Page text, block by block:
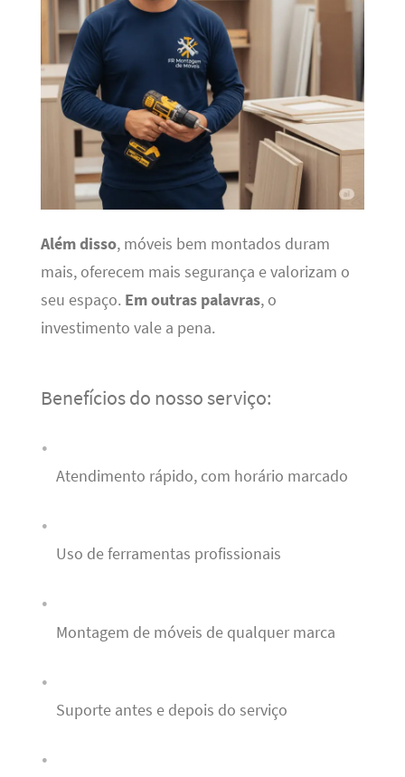
Além disso, móveis bem montados duram
mais, oferecem mais segurança e valorizam o
seu espaço. Em outras palavras, o
investimento vale a pena.
Benefícios do nosso serviço:
Atendimento rápido, com horário marcado
Uso de ferramentas profissionais
Montagem de móveis de qualquer marca
Suporte antes e depois do serviço